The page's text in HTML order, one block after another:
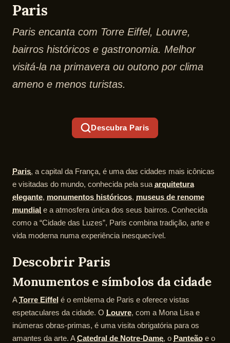
Paris
Paris encanta com Torre Eiffel, Louvre,
bairros históricos e gastronomia. Melhor
visitá-la na primavera ou outono por clima
ameno e menos turistas.
Descubra Paris
Paris, a capital da França, é uma das cidades mais icônicas
e visitadas do mundo, conhecida pela sua arquitetura
elegante, monumentos históricos, museus de renome
mundial e a atmosfera única dos seus bairros. Conhecida
como a “Cidade das Luzes”, Paris combina tradição, arte e
vida moderna numa experiência inesquecível.
Descobrir Paris
Monumentos e símbolos da cidade
ATorre Eiffel é o emblema de Paris e oferece vistas
espetaculares da cidade. O Louvre, com a Mona Lisa e
inúmeras obras-primas, é uma visita obrigatória para os
amantes da arte. ACatedral de Notre-Dame, o Panteão e o